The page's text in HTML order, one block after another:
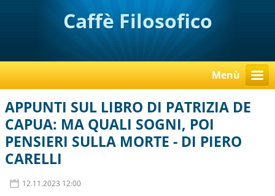
Caffè Filosofico
Menù
APPUNTI SUL LIBRO DI PATRIZIA DE
CAPUA: MA QUALI SOGNI, POI
PENSIERI SULLA MORTE - DI PIERO
CARELLI
12.11.2023 12:00